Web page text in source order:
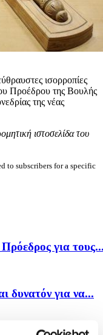
ισορροπίες
Προέδρου της Βουλής
της νέας
ιστοσελίδα του
to subscribers for a specific
Πρόεδρος για
δυνατόν για να...